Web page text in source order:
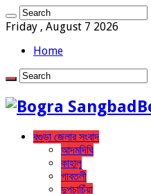
Friday , August 7 2026
Home
বগুড়া জেলার সংবাদ
আদমদিঘি
কাহালু
গাবতলী
দুপচাচিঁয়া